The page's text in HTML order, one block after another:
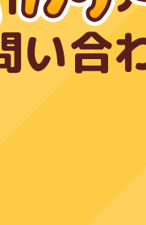
い合